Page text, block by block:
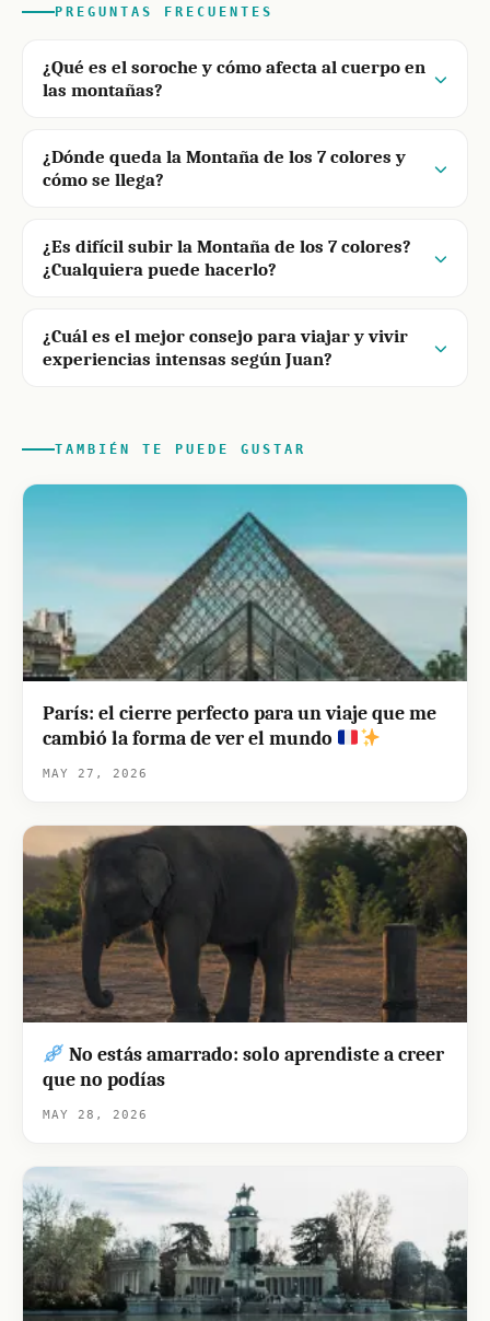
PREGUNTAS FRECUENTES
¿Qué es el soroche y cómo afecta al cuerpo en
las montañas?
¿Dónde queda la Montaña de los 7 colores y
cómo se llega?
¿Es difícil subir la Montaña de los 7 colores?
¿Cualquiera puede hacerlo?
¿Cuál es el mejor consejo para viajar y vivir
experiencias intensas según Juan?
TAMBIÉN TE PUEDE GUSTAR
París: el cierre perfecto para un viaje que me
cambió la forma de ver el mundo
MAY 27, 2026
No estás amarrado: solo aprendiste a creer
que no podías
MAY 28, 2026